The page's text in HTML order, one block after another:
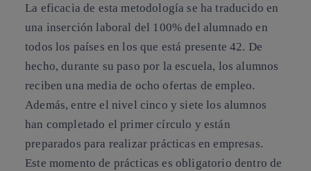
La eficacia de esta metodología se ha traducido en
una inserción laboral del 100% del alumnado en
todos los países en los que está presente 42. De
hecho, durante su paso por la escuela, los alumnos
reciben una media de ocho ofertas de empleo.
Además, entre el nivel cinco y siete los alumnos
han completado el primer círculo y están
preparados para realizar prácticas en empresas.
Este momento de prácticas es obligatorio dentro de